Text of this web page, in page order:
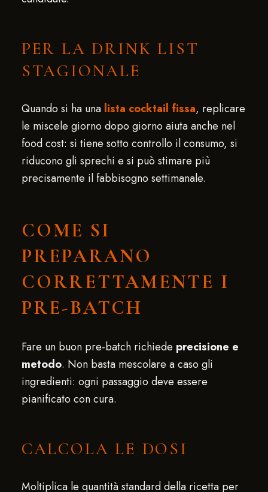
PER LA DRINK LIST
STAGIONALE
Quando si ha una lista cocktail fissa, replicare
le miscele giorno dopo giorno aiuta anche nel
food cost: si tiene sotto controllo il consumo, si
riducono gli sprechi e si può stimare più
precisamente il fabbisogno settimanale.
COME SI
PREPARANO
CORRETTAMENTE I
PRE-BATCH
Fare un buon pre-batch richiede precisione e
metodo. Non basta mescolare a caso gli
ingredienti: ogni passaggio deve essere
pianificato con cura.
CALCOLA LE DOSI
Moltiplica le quantità standard della ricetta per